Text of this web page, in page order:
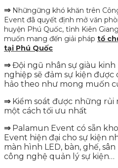
⇒Nhữngững khó khăn trên
Event đã quyết định mở văn
huyện Phú Quốc, tỉnh Kiên
muốn mang đến giải pháp tổ
tại Phú Quốc
⇒Đội ngũ nhân sự giàu kinh
nghiệp sẽ đảm sự kiện được
hảo theo như mong muốn
⇒Kiểm soát được những rủi
một cách tối ưu nhất
⇒Palamun Event có sẵn
Event hiện đại cho sự kiện
màn hình LED, bàn, ghế,
công nghệ quản lý sự kiện…